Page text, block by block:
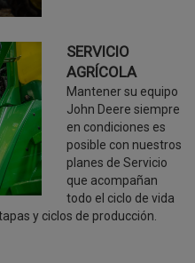
SERVICIO
AGRÍCOLA
Mantener su equipo
John Deere siempre
en condiciones es
posible con nuestros
planes de Servicio
que acompañan
todo el ciclo de vida
y ciclos de producción.